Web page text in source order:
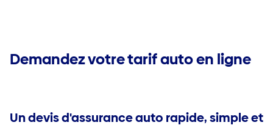
Prévoyance Décès
Jobs
Demandez votre tarif auto en ligne
Un devis d'assurance auto rapide, simple et